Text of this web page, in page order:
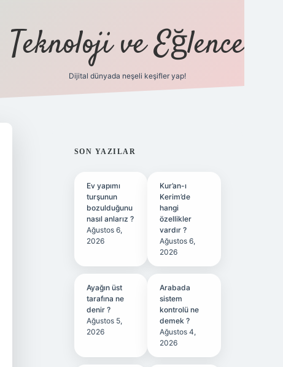
Teknoloji ve Eğlence
Dijital dünyada neşeli keşifler yap!
SIDEBAR
SON YAZILAR
Ev yapımı
turşunun
bozulduğunu
nasıl anlarız ?
Ağustos 6,
2026
Kur’an-ı
Kerim’de
hangi
özellikler
vardır ?
Ağustos 6,
2026
Ayağın üst
tarafına ne
denir ?
Ağustos 5,
2026
Arabada
sistem
kontrolü ne
demek ?
Ağustos 4,
2026